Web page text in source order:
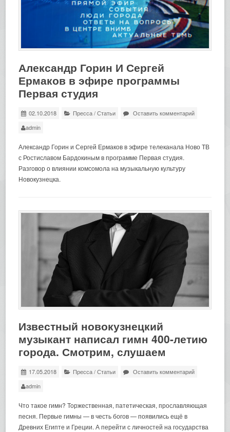
Александр Горин И Сергей
Ермаков в эфире программы
Первая студия
02.10.2018 Пресса/Статьи
Оставить комментарий
admin
Александр Горин и Сергей Ермаков в эфире телеканала Ново ТВ
с Ростиславом Бардокиным в программе Первая студия.
Разговор о влиянии комсомола на музыкальную культуру
Новокузнецка.
Известный новокузнецкий
музыкант написал гимн 400-летию
города. Смотрим, слушаем
17.05.2018 Пресса/Статьи
Оставить комментарий
admin
Что такое гимн? Торжественная, патетическая, прославляющая
песня. Первые гимны — в честь богов — появились ещё в
Древних Египте и Греции. А перейти с личностей на государства